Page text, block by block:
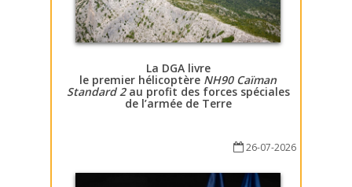
La DGA livre
le premier hélicoptère NH90 Caïman
Standard 2au profit des forces spéciales
de l’armée de Terre
26-07-2026